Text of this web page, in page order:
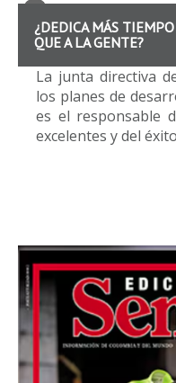
¿DEDICA MÁS
QUE A LA GENTE?
La junta directiva
los planes de
es el responsable
excelentes y del